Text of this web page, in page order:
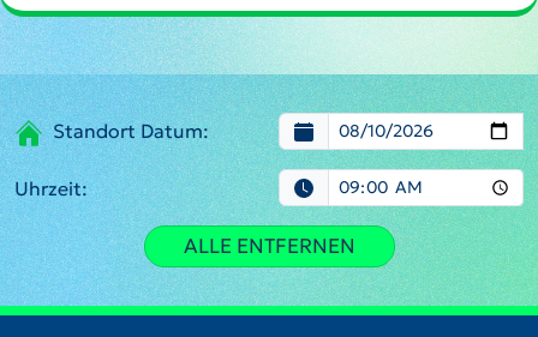
Standort Datum:
Uhrzeit:
ALLE ENTFERNEN